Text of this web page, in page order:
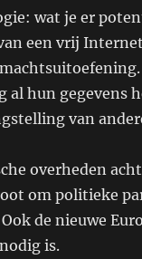
wat je er
een vrij
al hun gegevens
van
overheden
om politieke
de nieuwe
is.